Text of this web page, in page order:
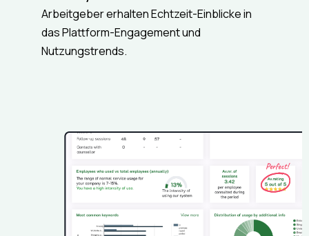
Arbeitgeber erhalten Echtzeit-Einblicke in
das Plattform-Engagement und
Nutzungstrends.